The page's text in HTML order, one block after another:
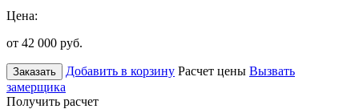
Цена:
от 42 000 руб.
Заказать Добавить в корзину Расчет цены Вызвать
замерщика
Получить расчет